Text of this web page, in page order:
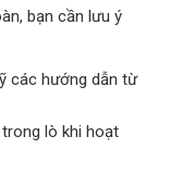
bạn cần lưu ý
các hướng dẫn từ
lò khi hoạt